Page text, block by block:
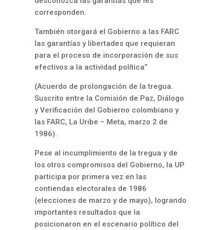
corresponden.
También otorgará el Gobierno a las FARC
las garantías y libertades que requieran
para el proceso de incorporación de sus
efectivos a la actividad política”
(Acuerdo de prolongación de la tregua.
Suscrito entre la Comisión de Paz, Diálogo
y Verificación del Gobierno colombiano y
las FARC, La Uribe – Meta, marzo 2 de
1986).
Pese al incumplimiento de la tregua y de
los otros compromisos del Gobierno, la UP
participa por primera vez en las
contiendas electorales de 1986
(elecciones de marzo y de mayo), logrando
importantes resultados que la
posicionaron en el escenario político del